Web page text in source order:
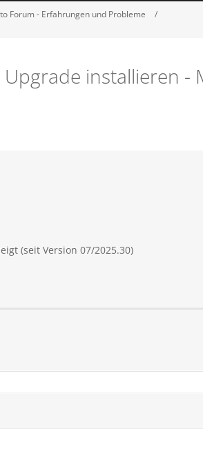
Forum - Erfahrungen und Probleme
installieren -
(seit Version 07/2025.30)